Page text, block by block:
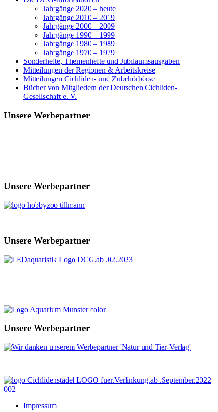
Jahrgänge 2020 – heute
Jahrgänge 2010 – 2019
Jahrgänge 2000 – 2009
Jahrgänge 1990 – 1999
Jahrgänge 1980 – 1989
Jahrgänge 1970 – 1979
Sonderhefte, Themenhefte und Jubiläumsausgaben
Mitteilungen der Regionen & Arbeitskreise
Mitteilungen Cichliden- und Zubehörbörse
Bücher von Mitgliedern der Deutschen Cichliden-
Gesellschaft e. V.
Unsere Werbepartner
Unsere Werbepartner
Unsere Werbepartner
Unsere Werbepartner
Impressum